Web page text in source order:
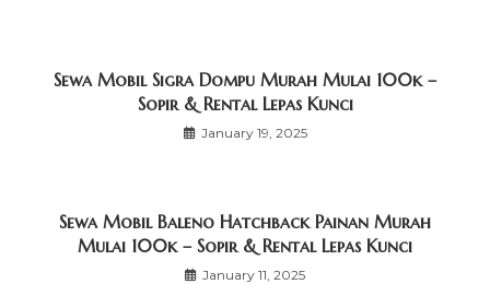
Sewa Mobil Sigra Dompu Murah Mulai 100k –
Sopir & Rental Lepas Kunci
January 19, 2025
Sewa Mobil Baleno Hatchback Painan Murah
Mulai 100k – Sopir & Rental Lepas Kunci
January 11, 2025